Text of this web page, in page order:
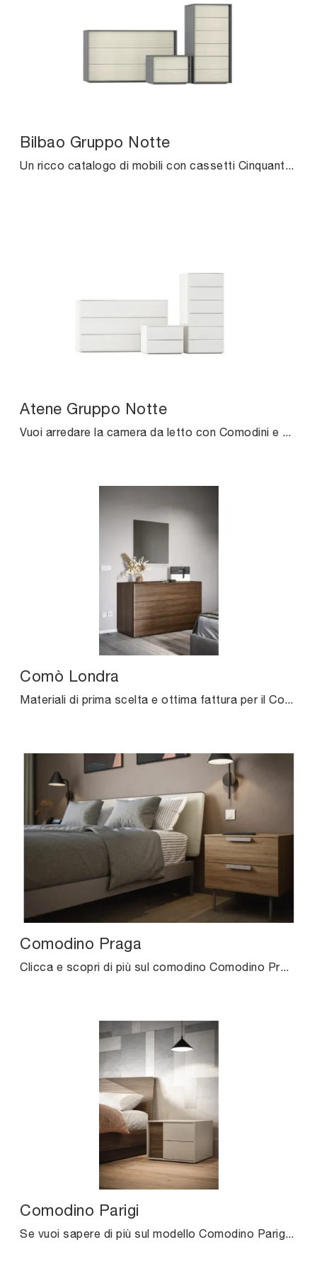
Bilbao Gruppo Notte
Un ricco catalogo di mobili con cassetti Cinquanta3: i comodini moderni in melaminico, come Bilbao Gruppo Notte, sono tra le soluzioni più belle.
Atene Gruppo Notte
Vuoi arredare la camera da letto con Comodini e mobili con cassetti di Cinquanta3? Ti presentiamo il modello Atene Gruppo Notte in melaminico per ...
Comò Londra
Materiali di prima scelta e ottima fattura per il Comò Londra di Cinquanta3 in in melaminico, disponibile da noi unitamente alle altre varie proposte ...
Comodino Praga
Clicca e scopri di più sul comodino Comodino Praga: Comodini e mobili con cassetti di Cinquanta3 sono ideali per spazi moderni.
Comodino Parigi
Se vuoi sapere di più sul modello Comodino Parigi, clicca e scopri i Comodini e comò Cinquanta3 ideali per la tua zona notte.